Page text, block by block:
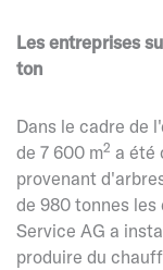
Les entreprises
ton
Dans le cadre de
de 7 600 m2 a été
provenant
de 980 tonnes les
Service AG a
produire du